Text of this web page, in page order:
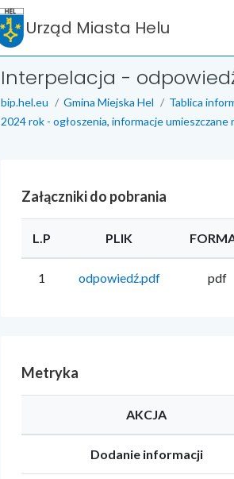
Urząd Miasta Helu
Interpelacja -
bip.hel.eu Gmina Miejska Hel
Tablica
2024 rok - ogłoszenia, informacje
Załączniki do pobrania
L.P PLIK
1 odpowiedź.pdf pdf
Metryka
AKCJA
Dodanie informacji